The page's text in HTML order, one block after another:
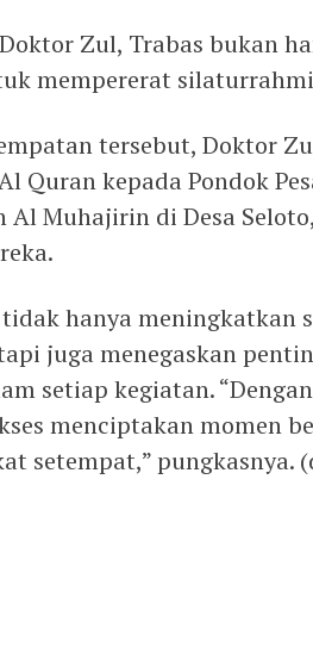
Zul, Trabas bukan
mempererat
tersebut, Doktor
Quran kepada Pondok
Al Muhajirin di Desa
hanya meningkatkan
juga menegaskan
setiap kegiatan.
menciptakan momen
setempat,” pungkasnya.